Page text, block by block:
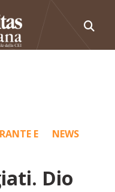
E
NEWS
Dio